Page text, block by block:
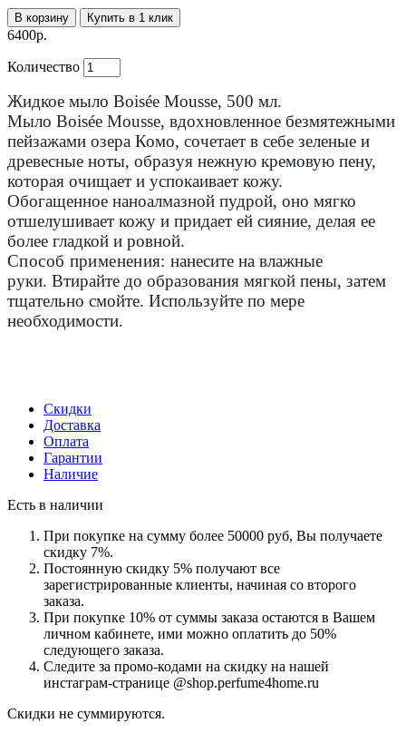
В корзину Купить в 1 клик
6400р.
Количество
Жидкое мыло Boisée Mousse, 500 мл.
Мыло Boisée Mousse, вдохновленное безмятежными
пейзажами озера Комо, сочетает в себе зеленые и
древесные ноты, образуя нежную кремовую пену,
которая очищает и успокаивает кожу.
Обогащенное наноалмазной пудрой, оно мягко
отшелушивает кожу и придает ей сияние, делая ее
более гладкой и ровной.
Способ применения: нанесите на влажные
руки. Втирайте до образования мягкой пены, затем
тщательно смойте. Используйте по мере
необходимости.
Скидки
Доставка
Оплата
Гарантии
Наличие
Есть в наличии
При покупке на сумму более 50000 руб, Вы получаете
скидку 7%.
Постоянную скидку 5% получают все
зарегистрированные клиенты, начиная со второго
заказа.
При покупке 10% от суммы заказа остаются в Вашем
личном кабинете, ими можно оплатить до 50%
следующего заказа.
Следите за промо-кодами на скидку на нашей
инстаграм-странице @shop.perfume4home.ru
Скидки не суммируются.